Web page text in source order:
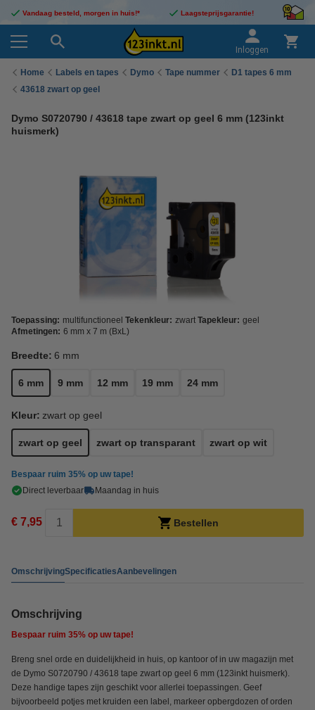
Vandaag besteld, morgen in huis!* Laagsteprijsgarantie!
Inloggen
Home Labels en tapes Dymo Tape nummer
D1 tapes 6 mm
43618 zwart op geel
Dymo S0720790 / 43618 tape zwart op geel 6 mm (123inkt
huismerk)
Toepassing: multifunctioneel Tekenkleur: zwart Tapekleur: geel
Afmetingen: 6 mm x 7 m (BxL)
Breedte: 6 mm
6 mm 9 mm 12 mm 19 mm 24 mm
Kleur: zwart op geel
zwart op geel zwart op transparant zwart op wit
Bespaar ruim 35% op uw tape!
Direct leverbaar
Maandag in huis
€ 7,95 Bestellen
OmschrijvingSpecificatiesAanbevelingen
Omschrijving
Bespaar ruim 35% op uw tape!
Breng snel orde en duidelijkheid in huis, op kantoor of in uw magazijn met
de Dymo S0720790 / 43618 tape zwart op geel 6 mm (123inkt huismerk).
Deze handige tapes zijn geschikt voor allerlei toepassingen. Geef
bijvoorbeeld potjes met kruiden een label, markeer opbergdozen of orden